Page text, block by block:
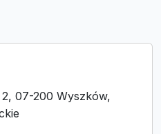
07-200 Wyszków,